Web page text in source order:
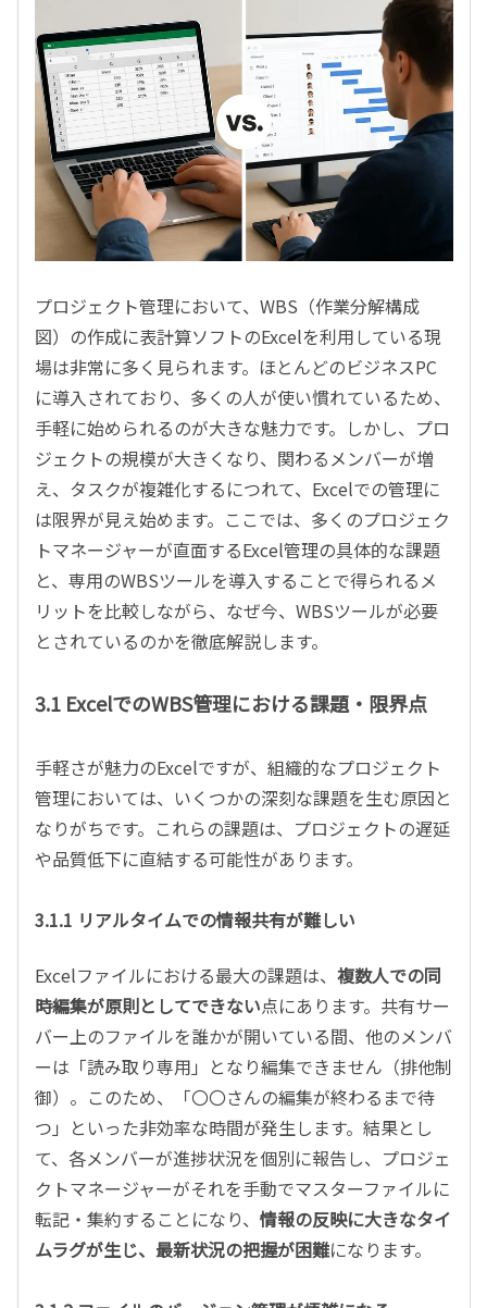
プロジェクト管理において、WBS（作業分解構成
図）の作成に表計算ソフトのExcelを利用している現
場は非常に多く見られます。ほとんどのビジネスPC
に導入されており、多くの人が使い慣れているため、
手軽に始められるのが大きな魅力です。しかし、プロ
ジェクトの規模が大きくなり、関わるメンバーが増
え、タスクが複雑化するにつれて、Excelでの管理に
は限界が見え始めます。ここでは、多くのプロジェク
トマネージャーが直面するExcel管理の具体的な課題
と、専用のWBSツールを導入することで得られるメ
リットを比較しながら、なぜ今、WBSツールが必要
とされているのかを徹底解説します。
3.1 ExcelでのWBS管理における課題・限界点
手軽さが魅力のExcelですが、組織的なプロジェクト
管理においては、いくつかの深刻な課題を生む原因と
なりがちです。これらの課題は、プロジェクトの遅延
や品質低下に直結する可能性があります。
3.1.1 リアルタイムでの情報共有が難しい
Excelファイルにおける最大の課題は、 複数人での同
時編集が原則としてできない点にあります。共有サー
バー上のファイルを誰かが開いている間、他のメンバ
ーは「読み取り専用」となり編集できません（排他制
御）。このため、「〇〇さんの編集が終わるまで待
つ」といった非効率な時間が発生します。結果とし
て、各メンバーが進捗状況を個別に報告し、プロジェ
クトマネージャーがそれを手動でマスターファイルに
転記・集約することになり、 情報の反映に大きなタイ
ムラグが生じ、最新状況の把握が困難になります。